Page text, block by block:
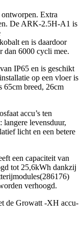
Extra
De ARK-2.5H-A1 is
en is daardoor
dan 6000 cycli mee.
IP65 en is geschikt
op een vloer is
65cm breed, 26cm
accu’s ten
langere levensduur,
licht en een betere
een capaciteit van
tot 25,6kWh dankzij
verhoogd.
de Growatt -XH accu-